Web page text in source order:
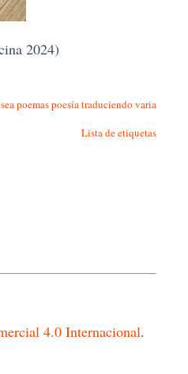
2024)
poemaspoesíatraduciendo varia
Lista de etiquetas
4.0 Internacional.